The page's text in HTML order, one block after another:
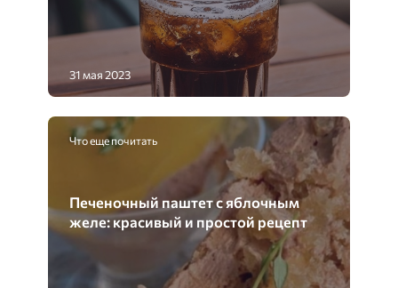
31 мая 2023
Что еще почитать
Печеночный паштет с яблочным
желе: красивый и простой рецепт